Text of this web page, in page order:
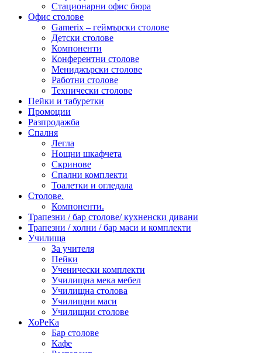
Стационарни офис бюра
Офис столове
Gamerix – геймърски столове
Детски столове
Компоненти
Конферентни столове
Мениджърски столове
Работни столове
Технически столове
Пейки и табуретки
Промоции
Разпродажба
Спалня
Легла
Нощни шкафчета
Скринове
Спални комплекти
Тоалетки и огледала
Столове.
Компоненти.
Трапезни / бар столове/ кухненски дивани
Трапезни / холни / бар маси и комплекти
Училища
За учителя
Пейки
Ученически комплекти
Училищна мека мебел
Училищна столова
Училищни маси
Училищни столове
ХоРеКа
Бар столове
Кафе